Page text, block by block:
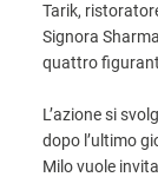
Tarik,
Signora
quattro
L’azione si
dopo l’ultimo
Milo vuole